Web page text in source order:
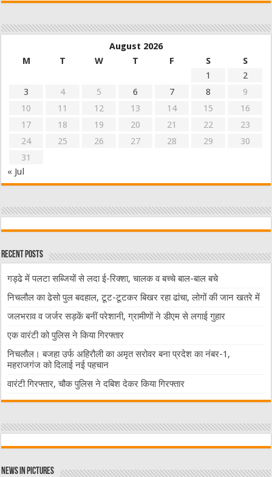
August 2026
M
T W T F S
S
1
2
3
4 5 6 7 8
9
10
11 12 13 14 15
16
17
18 19 20 21 22
23
24
25 26 27 28 29
30
31
« Jul
Recent Posts
गड्ढे में पलटा सब्जियों से लदा ई-रिक्शा, चालक व बच्चे बाल-बाल बचे
निचलौल का ढेसो पुल बदहाल, टूट-टूटकर बिखर रहा ढांचा, लोगों की जान खतरे में
जलभराव व जर्जर सड़कें बनीं परेशानी, ग्रामीणों ने डीएम से लगाई गुहार
एक वारंटी को पुलिस ने किया गिरफ्तार
निचलौल। बजहा उर्फ अहिरौली का अमृत सरोवर बना प्रदेश का नंबर-1,
महराजगंज को दिलाई नई पहचान
वारंटी गिरफ्तार, चौक पुलिस ने दबिश देकर किया गिरफ्तार
News in Pictures